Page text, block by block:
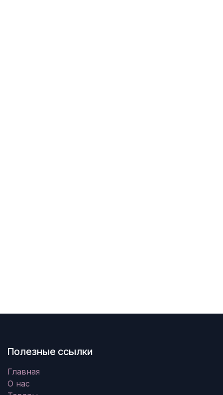
Полезные ссылки
Главная
О нас